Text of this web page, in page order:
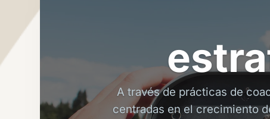
A través de prácticas de
centradas en el crecimiento